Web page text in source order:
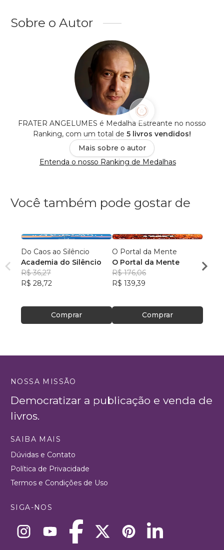
Sobre o Autor
FRATER ANGELUMES é Medalha Estreante no nosso
Ranking, com um total de 5 livros vendidos!
Mais sobre o autor
Entenda o nosso Ranking de Medalhas
Você também pode gostar de
Do Caos ao Silêncio
Academia do Silêncio
R$ 36,27
R$ 28,72
Comprar
O Portal da Mente
O Portal da Mente
R$ 176,06
R$ 139,39
Comprar
Roy
R$
NOSSA MISSÃO
Democratizar a publicação e venda de
livros.
SAIBA MAIS
Dúvidas e Contato
Política de Privacidade
Termos e Condições de Uso
SIGA-NOS